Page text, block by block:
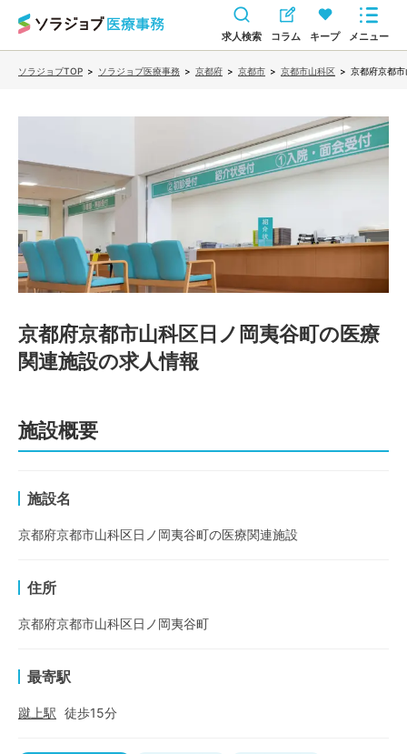
求人検索 コラム キープ メニュー
ソラジョブTOP > ソラジョブ医療事務 > 京都府 > 京都市 > 京都市山科区 > 京都府京都
京都府京都市山科区日ノ岡夷谷町の医療
関連施設の求人情報
施設概要
施設名
京都府京都市山科区日ノ岡夷谷町の医療関連施設
住所
京都府京都市山科区日ノ岡夷谷町
最寄駅
蹴上駅 徒歩15分